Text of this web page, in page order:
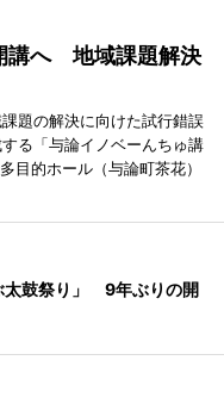
講へ 地域課題解決
題の解決に向けた試行錯誤
る「与論イノベーんちゅ講
目的ホール（与論町茶花）
太鼓祭り」 9年ぶりの開